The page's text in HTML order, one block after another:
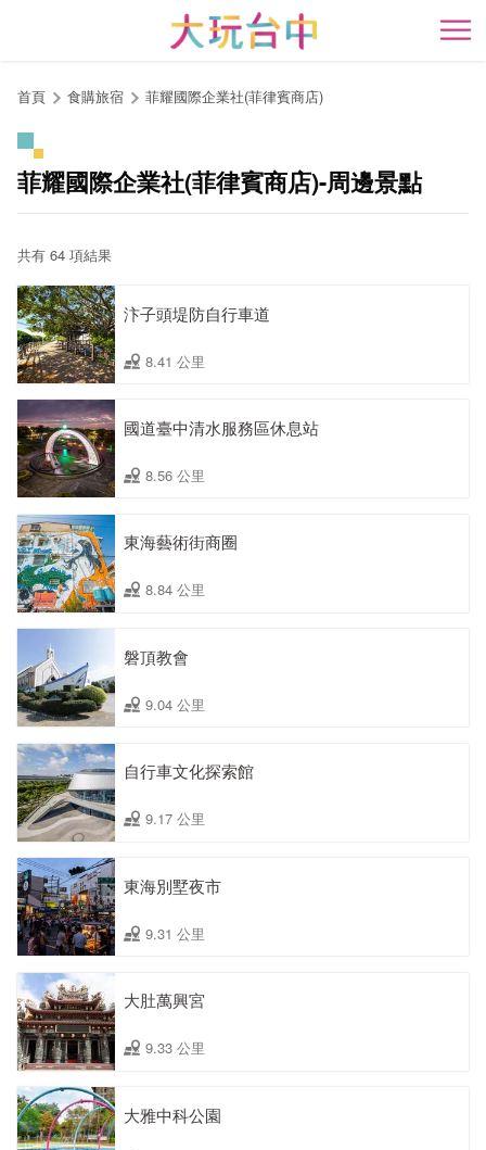
開
首頁 食購旅宿 菲耀國際企業社(菲律賓商店)
菲耀國際企業社(菲律賓商店)-周邊景點
共有 64 項結果
汴子頭堤防自行車道
8.41 公里
國道臺中清水服務區休息站
8.56 公里
東海藝術街商圈
8.84 公里
磐頂教會
9.04 公里
自行車文化探索館
9.17 公里
東海別墅夜市
9.31 公里
大肚萬興宮
9.33 公里
大雅中科公園